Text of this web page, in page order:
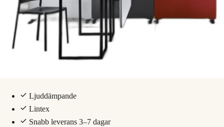
Ljuddämpande
Lintex
Snabb leverans 3–7 dagar